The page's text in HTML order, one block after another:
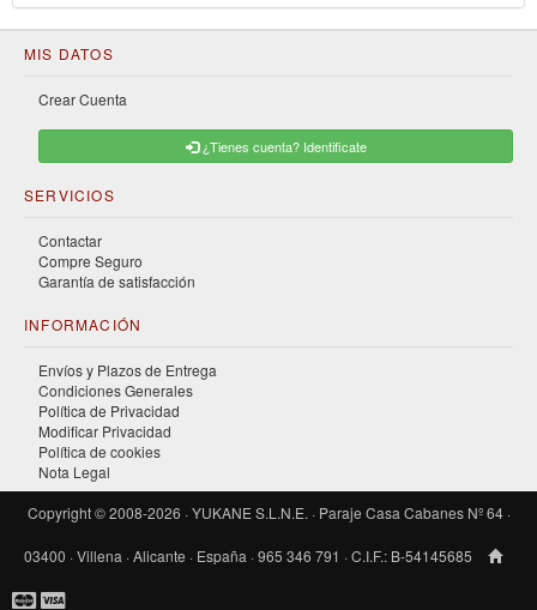
MIS DATOS
Crear Cuenta
¿Tienes cuenta? Identificate
SERVICIOS
Contactar
Compre Seguro
Garantía de satisfacción
INFORMACIÓN
Envíos y Plazos de Entrega
Condiciones Generales
Política de Privacidad
Modificar Privacidad
Política de cookies
Nota Legal
Copyright © 2008-2026 · YUKANE S.L.N.E. · Paraje Casa Cabanes Nº 64 ·
03400 · Villena · Alicante · España · 965 346 791 · C.I.F.: B-54145685